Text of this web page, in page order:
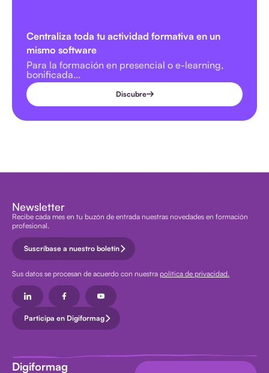
Centraliza toda tu actividad formativa en un
mismo software
Para la formación en presencial o e-learning,
bonificada...
Discubre
Newsletter
Recibe cada mes en tu buzón de entrada nuestras novedades en formación
profesional.
Suscríbase a nuestro boletín
Sus datos se procesan de acuerdo con nuestra política de privacidad.
Participa en Digiformag
Digiformag